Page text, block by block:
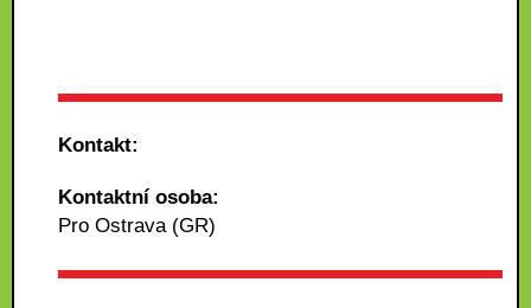
Kontakt:
Kontaktní osoba:
Pro Ostrava (GR)